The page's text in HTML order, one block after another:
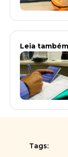
Leia também
Tags: